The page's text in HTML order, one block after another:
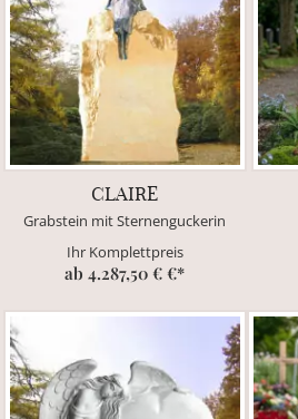
CLAIRE
Grabstein mit Sternenguckerin
Ihr Komplettpreis
ab 4.287,50 € €*